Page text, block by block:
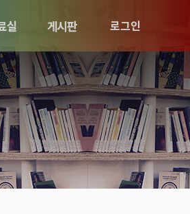
로그인
실 게시판